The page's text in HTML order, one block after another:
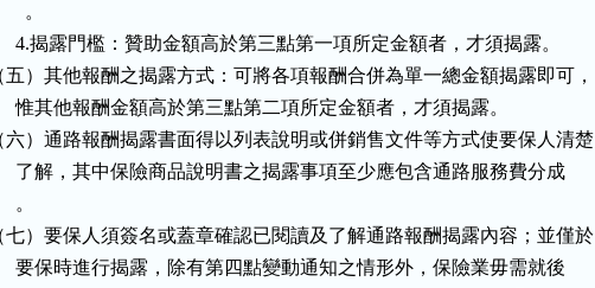
。
4.揭露門檻：贊助金額高於第三點第一項所定金額者，才須揭露。
五）其他報酬之揭露方式：可將各項報酬合併為單一總金額揭露即可，
惟其他報酬金額高於第三點第二項所定金額者，才須揭露。
六）通路報酬揭露書面得以列表說明或併銷售文件等方式使要保人清楚
了解，其中保險商品說明書之揭露事項至少應包含通路服務費分成
。
七）要保人須簽名或蓋章確認已閱讀及了解通路報酬揭露內容；並僅於
要保時進行揭露，除有第四點變動通知之情形外，保險業毋需就後